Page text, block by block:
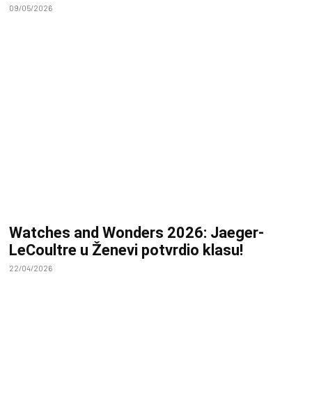
09/05/2026
Watches and Wonders 2026: Jaeger-
LeCoultre u Ženevi potvrdio klasu!
22/04/2026